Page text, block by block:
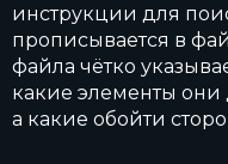
инструкции для
прописывается в
файла чётко
какие элементы
а какие обойти